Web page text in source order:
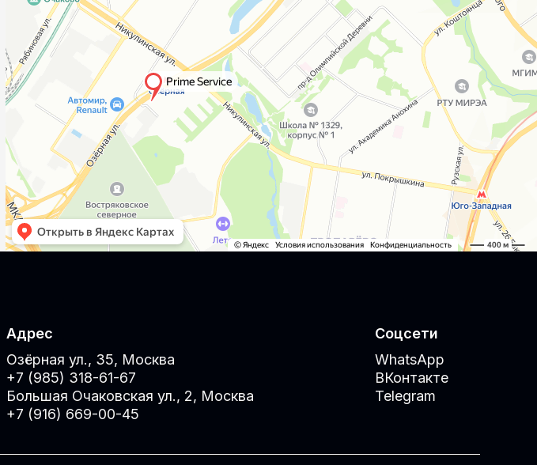
Адрес
Озёрная ул., 35, Москва
+7 (985) 318-61-67
Большая Очаковская ул., 2, Москва
+7 (916) 669-00-45
Соцсети
WhatsApp
ВКонтакте
Telegram